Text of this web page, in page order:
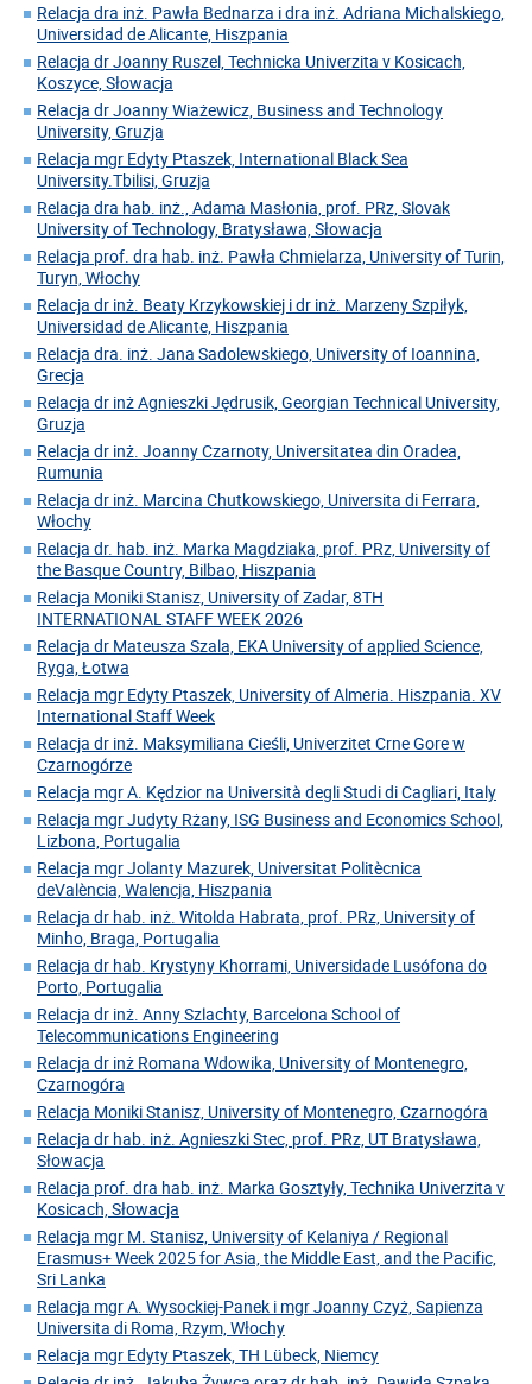
Relacja dra inż. Pawła Bednarza i dra inż. Adriana Michalskiego,
Universidad de Alicante, Hiszpania
Relacja dr Joanny Ruszel, Technicka Univerzita v Kosicach,
Koszyce, Słowacja
Relacja dr Joanny Wiażewicz, Business and Technology
University, Gruzja
Relacja mgr Edyty Ptaszek, International Black Sea
University.Tbilisi, Gruzja
Relacja dra hab. inż., Adama Masłonia, prof. PRz, Slovak
University of Technology, Bratysława, Słowacja
Relacja prof. dra hab. inż. Pawła Chmielarza, University of Turin,
Turyn, Włochy
Relacja dr inż. Beaty Krzykowskiej i dr inż. Marzeny Szpiłyk,
Universidad de Alicante, Hiszpania
Relacja dra. inż. Jana Sadolewskiego, University of Ioannina,
Grecja
Relacja dr inż Agnieszki Jędrusik, Georgian Technical University,
Gruzja
Relacja dr inż. Joanny Czarnoty, Universitatea din Oradea,
Rumunia
Relacja dr inż. Marcina Chutkowskiego, Universita di Ferrara,
Włochy
Relacja dr. hab. inż. Marka Magdziaka, prof. PRz, University of
the Basque Country, Bilbao, Hiszpania
Relacja Moniki Stanisz, University of Zadar, 8TH
INTERNATIONAL STAFF WEEK 2026
Relacja dr Mateusza Szala, EKA University of applied Science,
Ryga, Łotwa
Relacja mgr Edyty Ptaszek, University of Almeria. Hiszpania. XV
International Staff Week
Relacja dr inż. Maksymiliana Cieśli, Univerzitet Crne Gore w
Czarnogórze
Relacja mgr A. Kędzior na Università degli Studi di Cagliari, Italy
Relacja mgr Judyty Rżany, ISG Business and Economics School,
Lizbona, Portugalia
Relacja mgr Jolanty Mazurek, Universitat Politècnica
deValència, Walencja, Hiszpania
Relacja dr hab. inż. Witolda Habrata, prof. PRz, University of
Minho, Braga, Portugalia
Relacja dr hab. Krystyny Khorrami, Universidade Lusófona do
Porto, Portugalia
Relacja dr inż. Anny Szlachty, Barcelona School of
Telecommunications Engineering
Relacja dr inż Romana Wdowika, University of Montenegro,
Czarnogóra
Relacja Moniki Stanisz, University of Montenegro, Czarnogóra
Relacja dr hab. inż. Agnieszki Stec, prof. PRz, UT Bratysława,
Słowacja
Relacja prof. dra hab. inż. Marka Gosztyły, Technika Univerzita v
Kosicach, Słowacja
Relacja mgr M. Stanisz, University of Kelaniya / Regional
Erasmus+ Week 2025 for Asia, the Middle East, and the Pacific,
Sri Lanka
Relacja mgr A. Wysockiej-Panek i mgr Joanny Czyż, Sapienza
Universita di Roma, Rzym, Włochy
Relacja mgr Edyty Ptaszek, TH Lübeck, Niemcy